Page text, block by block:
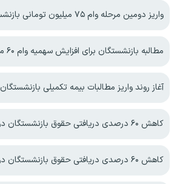
واریز دومین مرحله وام ۷۵ میلیون تومانی بازنشستگان
مطالبه بازنشستگان برای افزایش سهمیه‌ وام ۶۰ میلیونی
آغاز روند واریز مطالبات بیمه تکمیلی بازنشستگان ۱۴۰۵
کاهش ۶۰ درصدی دریافتی حقوق بازنشستگان دولت
کاهش ۶۰ درصدی دریافتی حقوق بازنشستگان دولت